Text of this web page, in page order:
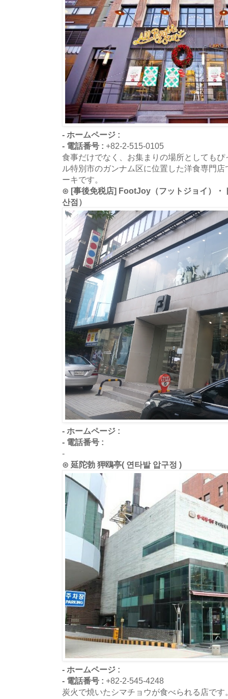
- ホームページ :
- 電話番号 : +82-2-515-0105
食事だけでなく、お集まりの場所としても
ル特別市のガンナム区に位置した洋食専門
ーキです。
⊙ [事後免税店] FootJoy（フットジョイ）・
산점）
- ホームページ :
- 電話番号 :
-
⊙ 延陀勃 狎鴎亭( 연타발 압구정 )
- ホームページ :
- 電話番号 : +82-2-545-4248
炭火で焼いたシマチョウが食べられる店で